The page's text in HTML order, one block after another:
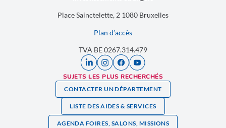
Place Sainctelette, 2 1080 Bruxelles
Plan d’accès
TVA BE 0267.314.479
SUJETS LES PLUS RECHERCHÉS
CONTACTER UN DÉPARTEMENT
LISTE DES AIDES & SERVICES
AGENDA FOIRES, SALONS, MISSIONS